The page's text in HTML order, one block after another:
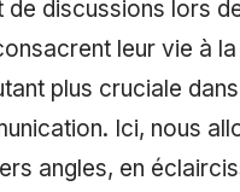
de discussions lors
leur vie à
plus cruciale
Ici, nous
angles, en